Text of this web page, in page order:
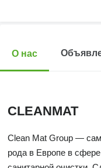
О нас
CLEANMAT
Clean Mat Group —
рода в Европе в